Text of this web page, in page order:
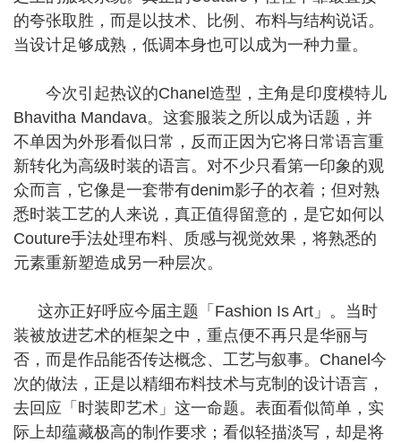
的夸张取胜，而是以技术、比例、布料与结构说话。
当设计足够成熟，低调本身也可以成为一种力量。
今次引起热议的Chanel造型，主角是印度模特儿
Bhavitha Mandava。这套服装之所以成为话题，并
不单因为外形看似日常，反而正因为它将日常语言重
新转化为高级时装的语言。对不少只看第一印象的观
众而言，它像是一套带有denim影子的衣着；但对熟
悉时装工艺的人来说，真正值得留意的，是它如何以
Couture手法处理布料、质感与视觉效果，将熟悉的
元素重新塑造成另一种层次。
这亦正好呼应今届主题「Fashion Is Art」。当时
装被放进艺术的框架之中，重点便不再只是华丽与
否，而是作品能否传达概念、工艺与叙事。Chanel今
次的做法，正是以精细布料技术与克制的设计语言，
去回应「时装即艺术」这一命题。表面看似简单，实
际上却蕴藏极高的制作要求；看似轻描淡写，却是将